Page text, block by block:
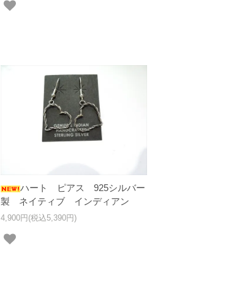
ハート ピアス 925シルバー
製 ネイティブ インディアン
4,900円(税込5,390円)